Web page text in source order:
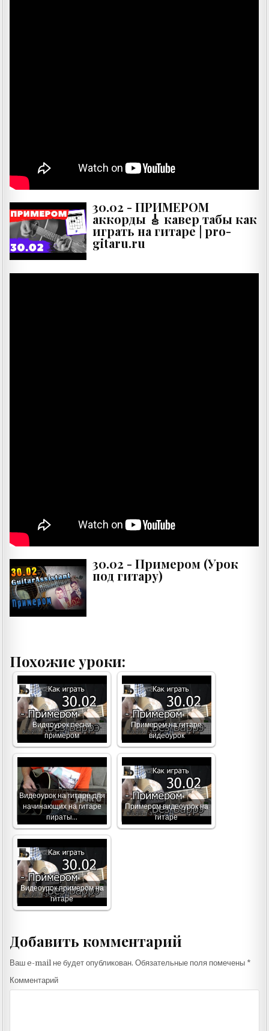
30.02 - ПРИМЕРОМ
аккорды 🎸 кавер табы как
играть на гитаре | pro-
gitaru.ru
30.02 - Примером (Урок
под гитару)
Похожие уроки:
Видеоурок песни
примером
Примером на гитаре
видеоурок
Видеоурок на гитаре для
начинающих на гитаре
пираты…
Примером видеоурок на
гитаре
Видеоурок примером на
гитаре
Добавить комментарий
Ваш e-mail не будет опубликован. Обязательные поля помечены *
Комментарий